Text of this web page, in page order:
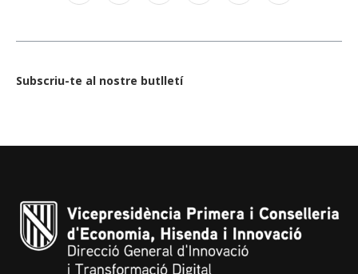
Subscriu-te al nostre butlletí